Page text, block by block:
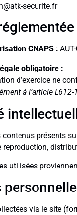
securite.fr
CNAPS :
obligatoire :
d’exercice ne
à l’article
contenus présents
reproduction,
utilisées
via le site